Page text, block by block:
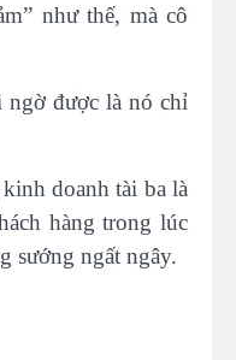
như thế, mà cô
ngờ được là nó chỉ
doanh tài ba là
hàng trong lúc
sướng ngất ngây.